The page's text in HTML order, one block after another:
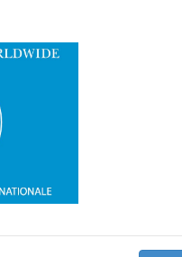
título de «Campeón Internacional de
razas de la FCI
que lo hayan solicitado
Noruega, Suecia)